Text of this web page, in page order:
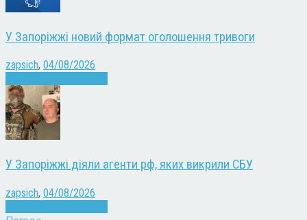
У Запоріжжі новий формат оголошення тривоги
zapsich, 04/08/2026
У Запоріжжі діяли агенти рф, яких викрили СБУ
zapsich, 04/08/2026